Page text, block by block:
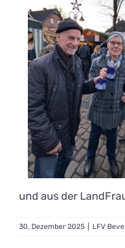
und aus der
30. Dezember 2025 LFV